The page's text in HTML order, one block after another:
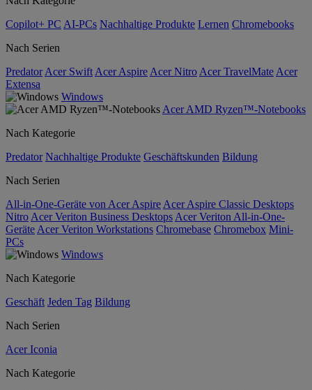
Copilot+ PC AI-PCs Nachhaltige Produkte Lernen Chromebooks
Nach Serien
Predator Acer Swift Acer Aspire Acer Nitro Acer TravelMate Acer
Extensa
Windows
Acer AMD Ryzen™-Notebooks
Nach Kategorie
Predator Nachhaltige Produkte Geschäftskunden Bildung
Nach Serien
All-in-One-Geräte von Acer Aspire Acer Aspire Classic Desktops
Nitro Acer Veriton Business Desktops Acer Veriton All-in-One-
Geräte Acer Veriton Workstations Chromebase Chromebox Mini-
PCs
Windows
Nach Kategorie
Geschäft Jeden Tag Bildung
Nach Serien
Acer Iconia
Nach Kategorie